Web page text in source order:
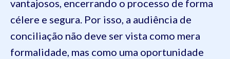
vantajosos, encerrando o processo de forma
célere e segura. Por isso, a audiência de
conciliação não deve ser vista como mera
formalidade, mas como uma oportunidade